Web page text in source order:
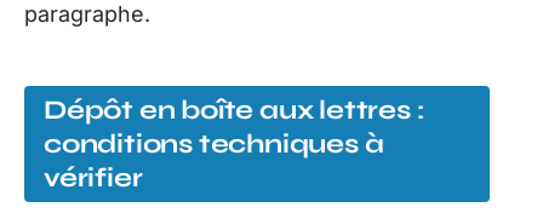
paragraphe.
Dépôt en boîte aux lettres :
conditions techniques à
vérifier